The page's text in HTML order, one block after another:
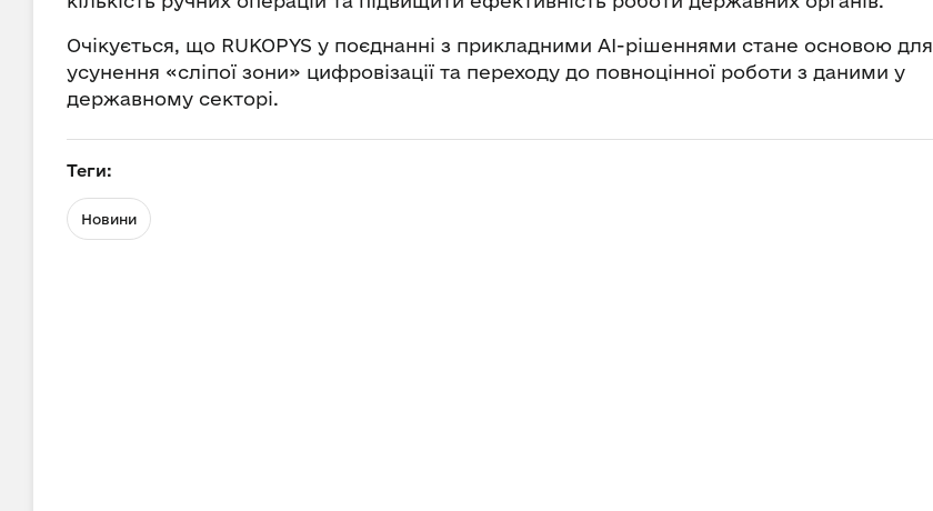
Очікується, що RUKOPYS у поєднанні з прикладними AI-рішеннями стане основою для
усунення «сліпої зони» цифровізації та переходу до повноцінної роботи з даними у
державному секторі.
Теги:
Новини